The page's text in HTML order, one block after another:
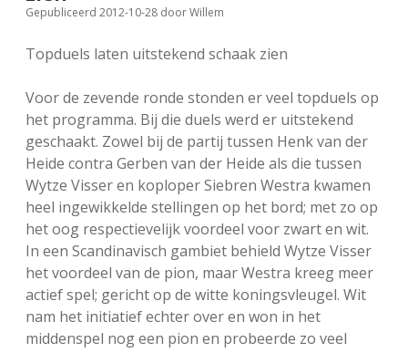
FSB: Schaakwoude II
Koppelingen
facebookinstagram
Gepubliceerd 2012-10-28 doorWillem
Topduels laten uitstekend schaak zien
Voor de zevende ronde stonden er veel topduels op
het programma. Bij die duels werd er uitstekend
geschaakt. Zowel bij de partij tussen Henk van der
Heide contra Gerben van der Heide als die tussen
Wytze Visser en koploper Siebren Westra kwamen
heel ingewikkelde stellingen op het bord; met zo op
het oog respectievelijk voordeel voor zwart en wit.
In een Scandinavisch gambiet behield Wytze Visser
het voordeel van de pion, maar Westra kreeg meer
actief spel; gericht op de witte koningsvleugel. Wit
nam het initiatief echter over en won in het
middenspel nog een pion en probeerde zo veel